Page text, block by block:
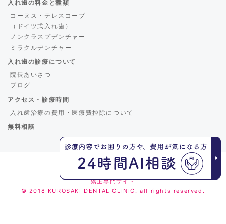
入れ歯の料金と種類
コーヌス・テレスコープ
（ドイツ式入れ歯）
ノンクラスプデンチャー
ミラクルデンチャー
入れ歯の診療について
院長あいさつ
ブログ
アクセス・診療時間
入れ歯治療の費用・医療費控除について
無料相談
くろさき歯科
矯正専門サイト
© 2018 KUROSAKI DENTAL CLINIC. all rights reserved.